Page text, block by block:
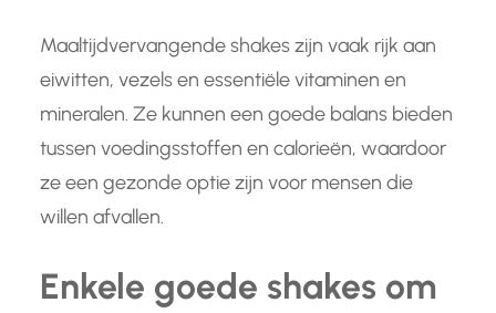
Maaltijdvervangende shakes zijn vaak rijk aan
eiwitten, vezels en essentiële vitaminen en
mineralen. Ze kunnen een goede balans bieden
tussen voedingsstoffen en calorieën, waardoor
ze een gezonde optie zijn voor mensen die
willen afvallen.
Enkele goede shakes om